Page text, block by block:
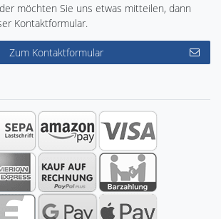
möchten Sie uns etwas mitteilen, dann
Kontaktformular.
Zum Kontaktformular